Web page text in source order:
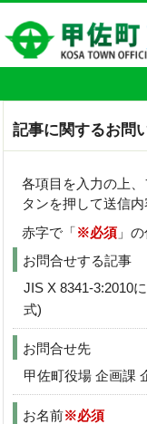
記事に関するお問
各項目を入力の上
タンを押して送信
赤字で「※必須 」
お問合せする記事
JIS X 8341-3:2010
式)
お問合せ先
甲佐町役場 企画課
お名前※必須